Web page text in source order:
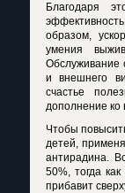
Благодаря
образом,
умения
Обслуживание
и внешнего
счастье
дополнение ко
Чтобы
детей,
антирадина.
50%, тогда
прибавит